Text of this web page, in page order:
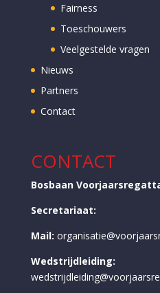
Fairness
Toeschouwers
Veelgestelde vragen
Nieuws
Partners
Contact
CONTACT
Bosbaan
Secretariaat: Alicia
Mail:
Wedstrijdleiding: